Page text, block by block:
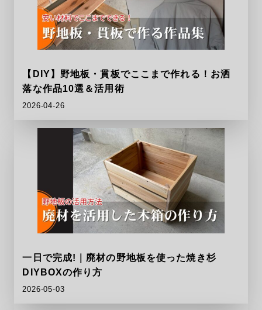
【DIY】野地板・貫板でここまで作れる！お洒
落な作品10選＆活用術
2026-04-26
一日で完成!｜廃材の野地板を使った焼き杉
DIYBOXの作り方
2026-05-03